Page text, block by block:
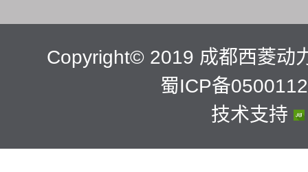
Copyright© 2019 成都西菱动
蜀ICP备
技术支持